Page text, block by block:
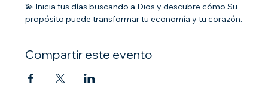
💫 Inicia tus días buscando a Dios y descubre cómo Su
propósito puede transformar tu economía y tu corazón.
Compartir este evento